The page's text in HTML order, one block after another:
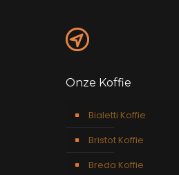
Onze Koffie
Bialetti Koffie
Bristot Koffie
Breda Koffie